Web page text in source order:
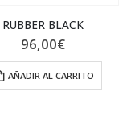
94,50€
AÑADIR AL CARRITO